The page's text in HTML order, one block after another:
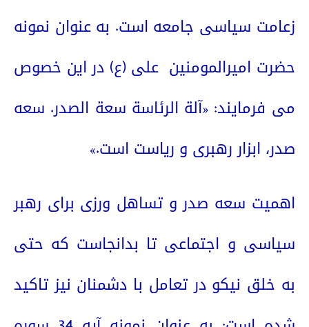
زعامت سیاسی جامعه است. به عنوان نمونه
حضرت امیرالمومنین علی (ع) در این خصوص
می فرمایند: «آلة الرئاسة سعة الصدر. سعه
صدر، ابزار رهبری و ریاست است.»
اهمیت سعه صدر و تساهل ورزی برای رهبر
سیاسی و اجتماعی تا بدانجاست که حتی
به خلق نیکو در تعامل با دشمنان نیز تاکید